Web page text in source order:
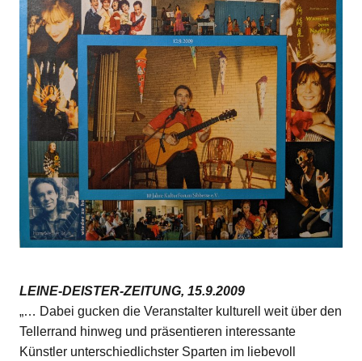
LEINE-DEISTER-ZEITUNG, 15.9.2009
„… Dabei gucken die Veranstalter kulturell weit über den
Tellerrand hinweg und präsentieren interessante
Künstler unterschiedlichster Sparten im liebevoll